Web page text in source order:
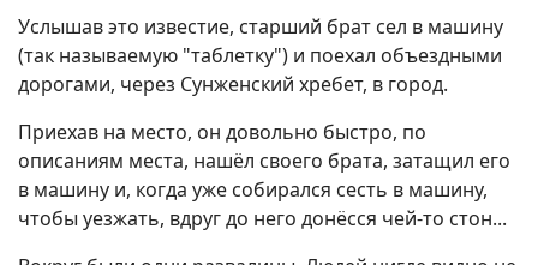
Услышав это известие, старший брат сел в машину
(так называемую "таблетку") и поехал объездными
дорогами, через Сунженский хребет, в город.
Приехав на место, он довольно быстро, по
описаниям места, нашёл своего брата, затащил его
в машину и, когда уже собирался сесть в машину,
чтобы уезжать, вдруг до него донёсся чей-то стон...